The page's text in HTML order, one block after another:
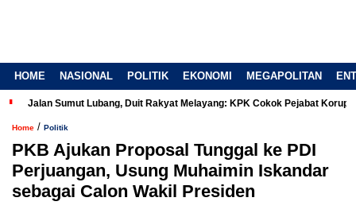
HOME NASIONAL POLITIK EKONOMI MEGAPOLITAN
Jalan Sumut Lubang, Duit Rakyat Melayang: KPK Cokok Pejabat Korup
Home / Politik
PKB Ajukan Proposal Tunggal ke PDI
Perjuangan, Usung Muhaimin Iskandar
sebagai Calon Wakil Presiden